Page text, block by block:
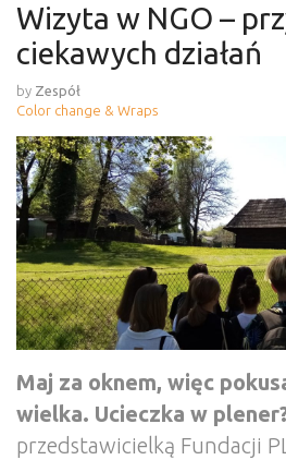
Wizyta w NGO –
ciekawych działań
by Zespół
Color change & Wraps
Maj za oknem, więc
wielka. Ucieczka w
przedstawicielką Fundacji